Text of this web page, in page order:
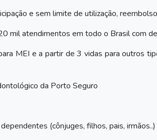
e sem limite de utilização,
mil atendimentos em todo o Brasil com
MEI e a partir de 3 vidas para outros
da Porto Seguro
(cônjuges, filhos, pais, irmãos..)